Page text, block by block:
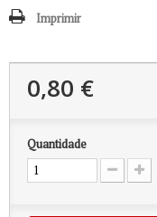
Imprimir
0,80 €
Quantidade